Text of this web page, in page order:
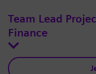
Team Lead
Finance